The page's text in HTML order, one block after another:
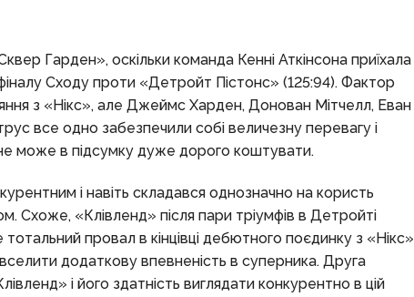
Гарден», оскільки команда Кенні Аткінсона приїхала
Сходу проти «Детройт Пістонс» (125:94). Фактор
з «Нікс», але Джеймс Харден, Донован Мітчелл, Еван
все одно забезпечили собі величезну перевагу і
може в підсумку дуже дорого коштувати.
і навіть складався однозначно на користь
Схоже, «Клівленд» після пари тріумфів в Детройті
провал в кінцівці дебютного поєдинку з «Нікс»
додаткову впевненість в суперника. Друга
і його здатність виглядати конкурентно в цій